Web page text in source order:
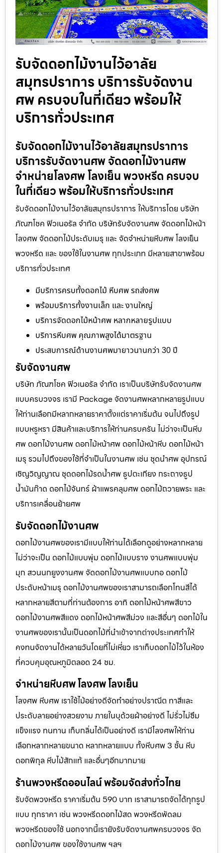
รับจัดดอกไม้งานไว้อาลัย
สมุทรปราการ บริการรับจัดงาน
ศพ ครบจบในที่เดียว พร้อมให้
บริการทั่วประเทศ
รับจัดดอกไม้งานไว้อาลัยสมุทรปราการ
บริการรับจัดงานศพ จัดดอกไม้งานศพ
จำหน่ายโลงศพ โลงเย็น พวงหรีด ครบจบ
ในที่เดียว พร้อมให้บริการทั่วประเทศ
รับจัดดอกไม้งานไว้อาลัยสมุทรปราการ ให้บริการโดย บริษัท
ภัณฑโชค ฟิวเนอรัล จำกัด บริษัทรับจัดงานศพ จัดดอกไม้หน้า
โลงศพ จัดดอกไม้ประดับเมรุ และ จัดจำหน่ายหีบศพ โลงเย็น
พวงหรีด และ ของใช้ในงานศพ ทุกประเภท มีหลายสาขาพร้อม
บริการทั่วประเทศ
มีบริการครบทั้งดอกไม้ หีบศพ รถส่งศพ
พร้อมบริการทั้งงานเล็ก และ งานใหญ่
บริการจัดดอกไม้หน้าศพ หลากหลายรูปแบบ
บริการหีบศพ คุณภาพสูงได้มาตรฐาน
ประสบการณ์ด้านงานศพมายาวนานกว่า 30 ปี
รับจัดงานศพ
บริษัท ภัณฑโชค ฟิวเนอรัล จำกัด เราเป็นบริษัทรับจัดงานศพ
แบบครบวงจร เรามี Package จัดงานศพหลากหลายรูปแบบ
ให้ท่านเลือกมีหลากหลายราคาตั้งแต่ราคาเริ่มต้น จนไปถึงรูป
แบบหรูหรา มีสินค้าและบริการให้ท่านครบครัน ไม่ว่าจะเป็นหีบ
ศพ ดอกไม้งานศพ ดอกไม้หน้าศพ ดอกไม้หน้าหีบ ดอกไม้หน้า
เมรุ รวมไปถึงของใช้ที่จำเป็นในงานศพ เช่น ชุดนำศพ อุปกรณ์
เชิญวิญญาณ ชุดดอกไม้รดน้ำศพ ธูปตะเกียง กระถางธูป
น้ำมันก๊าด ดอกไม้จันทร์ ผ้าแพรคลุมศพ ดอกไม้ถวายพระ และ
บริการเคลื่อนย้ายศพ
รับจัดดอกไม้งานศพ
ดอกไม้งานศพของเรามีแบบให้ท่านได้เลือกดูอย่างหลากหลาย
ไม่ว่าจะเป็น ดอกไม้แบบพุ่ม ดอกไม้แบบราง งานศพแบบพุ่ม
มุก สวนนกยูงงานศพ จัดดอกไม้งานศพแบบกอ ดอกไม้
ประดับหน้าเมรุ ดอกไม้งานศพของเราสามารถเลือกโทนสีได้
หลากหลายสีตามที่ท่านต้องการ อาทิ ดอกไม้หน้าศพสีขาว
ดอกไม้งานศพสีแดง ดอกไม้หน้าศพสีม่วง และสีอื่นๆ ดอกไม้ใน
งานศพของเรานั้นเป็นดอกไม้ที่นำเข้าจากต่างประเทศทำให้
คงทนจัดงานได้หลายวันโดยที่ไม่เหี่ยว เราเก็บดอกไม้ไว้ในห้อง
ที่ควบคุมอุณหภูมิตลอด 24 ชม.
จำหน่ายหีบศพ โลงศพ โลงเย็น
โลงศพ หีบศพ เราใช้ไม้อย่างดีจัดทำอย่างปราณีต ทาสีและ
ประดับลายอย่างสวยงาม ภายในบุด้วยผ้าอย่างดี ไม่รั่วไม่ซึม
แข็งแรง ทนทาน เก็บกลิ่นได้เป็นอย่างดี เรามีโลงศพให้ท่าน
เลือกหลากหลายขนาด หลากหลายแบบ ทั้งหีบศพ 3 ชั้น หีบ
ดอกพิกุล หีบไม้สักแท้ และอื่นๆอีกมากมาย
ร้านพวงหรีดออนไลน์ พร้อมจัดส่งทั่วไทย
รับจัดพวงหรีด ราคาเริ่มต้น 590 บาท เราสามารถจัดได้ทุกรูป
แบบ ทุกราคา เช่น พวงหรีดดอกไม้สด พวงหรีดพัดลม
พวงหรีดของใช้ นอกจากนี้เรายังรับจัดงานศพครบวงจร จัด
ดอกไม้งานศพ ของใช้งานศพ ฯลฯ